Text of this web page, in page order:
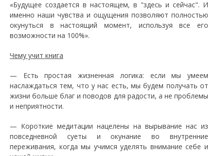
«Будущее создается в настоящем, в "здесь и сейчас". И
именно наши чувства и ощущения позволяют полностью
окунуться в настоящий момент, используя все его
возможности на 100%».
Чему учит книга
— Есть простая жизненная логика: если мы умеем
наслаждаться тем, что у нас есть, мы будем получать от
жизни больше благ и поводов для радости, а не проблемы
и неприятности.
— Короткие медитации нацелены на вырывание нас из
повседневной суеты и окунание во внутренние
переживания, когда мы учимся уделять внимание себе и